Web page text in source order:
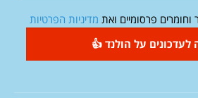
פרסומיים ואת מדיניות הפרטיות
על הולנד 👍